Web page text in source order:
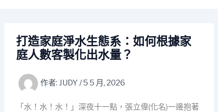
打造家庭淨水生態系：如何根據家
庭人數客製化出水量？
作者: JUDY /5 5 月, 2026
「水！水！水！」深夜十一點，張立偉(化名)一邊抱著